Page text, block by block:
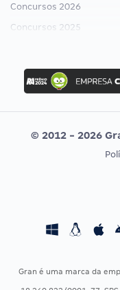
Concursos 2026
Concursos 2025
Concurso Ibama
Concurso MPU
Editais publicados
CONCURSOS POR
Concursos Fiscais
© 2012 - 2026
Gran é uma marca da